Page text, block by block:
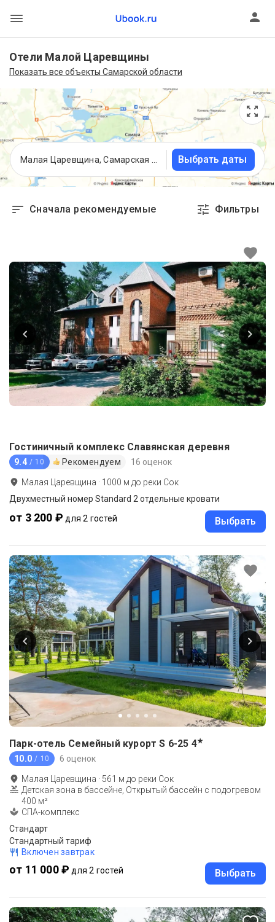
Отели Малой Царевщины
Показать все объекты Самарской области
Выбрать даты
Сначала рекомендуемые Фильтры
Гостиничный комплекс Славянская деревня
9.4 / 10 Рекомендуем 16 оценок
Малая Царевщина · 1000 м до реки Сок
Двухместный номер Standard 2 отдельные кровати
от 3 200 ₽ для 2 гостей Выбрать
Парк-отель Семейный курорт S 6-25 4★
10.0 / 10 6 оценок
Малая Царевщина · 561 м до реки Сок
Детская зона в бассейне, Открытый бассейн с подогревом
400 м²
СПА-комплекс
Стандарт
Стандартный тариф
Включен завтрак
от 11 000 ₽ для 2 гостей Выбрать